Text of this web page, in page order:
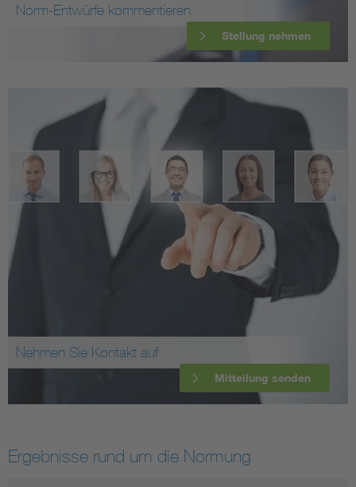
Norm-Entwürfe kommentieren
Stellung nehmen
Nehmen Sie Kontakt auf
Mitteilung senden
Ergebnisse rund um die Normung